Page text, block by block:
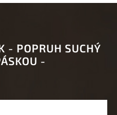
- POPRUH SUCHÝ
-